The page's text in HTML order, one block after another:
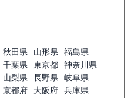
秋田県 山形県
福島県
千葉県 東京都
神奈川県
山梨県 長野県
岐阜県
京都府 大阪府
兵庫県